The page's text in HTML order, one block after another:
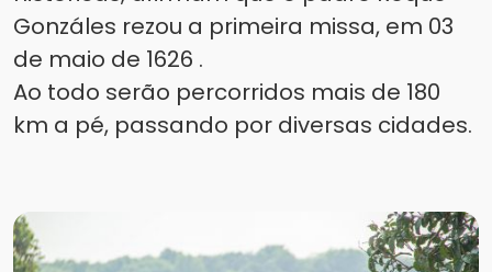
Gonzáles rezou a primeira missa, em 03
de maio de 1626 .
Ao todo serão percorridos mais de 180
km a pé, passando por diversas cidades.